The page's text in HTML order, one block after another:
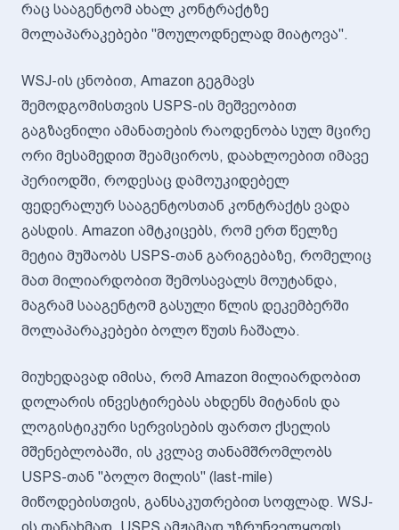
რაც სააგენტომ ახალ კონტრაქტზე
მოლაპარაკებები "მოულოდნელად მიატოვა".
WSJ-ის ცნობით, Amazon გეგმავს
შემოდგომისთვის USPS-ის მეშვეობით
გაგზავნილი ამანათების რაოდენობა სულ მცირე
ორი მესამედით შეამციროს, დაახლოებით იმავე
პერიოდში, როდესაც დამოუკიდებელ
ფედერალურ სააგენტოსთან კონტრაქტს ვადა
გასდის. Amazon ამტკიცებს, რომ ერთ წელზე
მეტია მუშაობს USPS-თან გარიგებაზე, რომელიც
მათ მილიარდობით შემოსავალს მოუტანდა,
მაგრამ სააგენტომ გასული წლის დეკემბერში
მოლაპარაკებები ბოლო წუთს ჩაშალა.
მიუხედავად იმისა, რომ Amazon მილიარდობით
დოლარის ინვესტირებას ახდენს მიტანის და
ლოგისტიკური სერვისების ფართო ქსელის
მშენებლობაში, ის კვლავ თანამშრომლობს
USPS-თან "ბოლო მილის" (last-mile)
მიწოდებისთვის, განსაკუთრებით სოფლად. WSJ-